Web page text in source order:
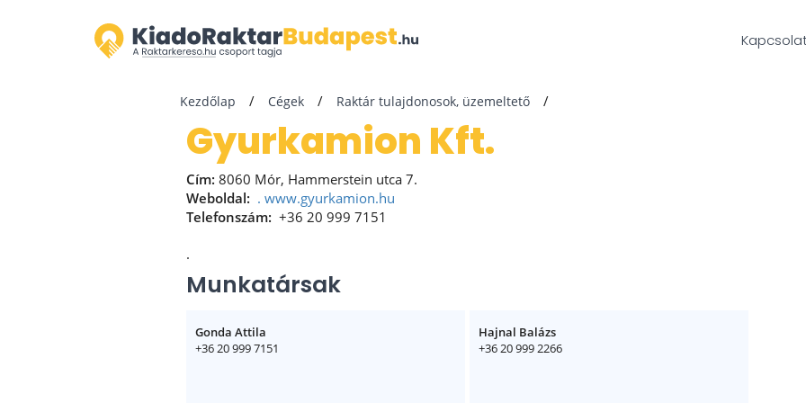
Kezdőlap Cégek Raktár tulajdonosok, üzemeltető
Gyurkamion Kft.
Cím: 8060 Mór, Hammerstein utca 7.
Weboldal: . www.gyurkamion.hu
Telefonszám: +36 20 999 7151
.
Munkatársak
Gonda Attila
+36 20 999 7151
Hajnal Balázs
+36 20 999 2266